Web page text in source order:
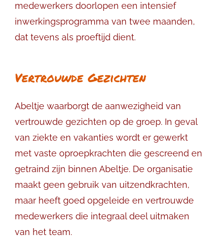
medewerkers doorlopen een intensief
inwerkingsprogramma van twee maanden,
dat tevens als proeftijd dient.
Vertrouwde Gezichten
Abeltje waarborgt de aanwezigheid van
vertrouwde gezichten op de groep. In geval
van ziekte en vakanties wordt er gewerkt
met vaste oproepkrachten die gescreend en
getraind zijn binnen Abeltje. De organisatie
maakt geen gebruik van uitzendkrachten,
maar heeft goed opgeleide en vertrouwde
medewerkers die integraal deel uitmaken
van het team.